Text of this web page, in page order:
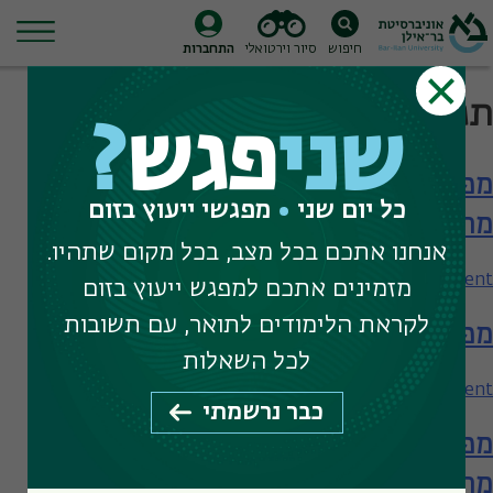
Skip
to
חיפוש סיור וירטואלי התחברות
תגית חיפוש:
מפגש עם המחלקה לניהול – תארים
מתקדמים
Leave a Comment
on
עם
המחלקה
תארים
מפגש עם המחלקה לניהול
Leave a Comment
on
מפגש
מפגש עם המחלקה לניהול – תארים
מתקדמים
שניפגש?
כל יום שני מפגשי ייעוץ בזום
אנחנו אתכם בכל מצב, בכל מקום שתהיו.
מזמינים אתכם למפגש ייעוץ בזום
לקראת הלימודים לתואר, עם תשובות
לכל השאלות
כבר נרשמתי